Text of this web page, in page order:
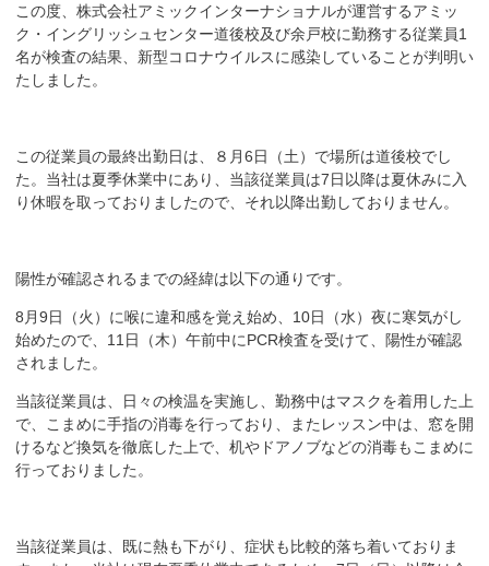
この度、株式会社アミックインターナショナルが運営するアミッ
ク・イングリッシュセンター道後校及び余戸校に勤務する従業員1
名が検査の結果、新型コロナウイルスに感染していることが判明い
たしました。
この従業員の最終出勤日は、８月6日（土）で場所は道後校でし
た。当社は夏季休業中にあり、当該従業員は7日以降は夏休みに入
り休暇を取っておりましたので、それ以降出勤しておりません。
陽性が確認されるまでの経緯は以下の通りです。
8月9日（火）に喉に違和感を覚え始め、10日（水）夜に寒気がし
始めたので、11日（木）午前中にPCR検査を受けて、陽性が確認
されました。
当該従業員は、日々の検温を実施し、勤務中はマスクを着用した上
で、こまめに手指の消毒を行っており、またレッスン中は、窓を開
けるなど換気を徹底した上で、机やドアノブなどの消毒もこまめに
行っておりました。
当該従業員は、既に熱も下がり、症状も比較的落ち着いておりま